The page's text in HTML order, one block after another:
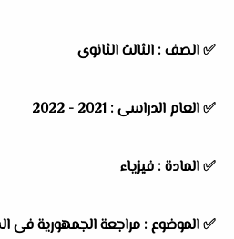
✅الصف : الثالث الثانوى
✅العام الدراسى : 2021 - 2022
✅المادة : فيزياء
✅الموضوع : مراجعة الجمهورية فى